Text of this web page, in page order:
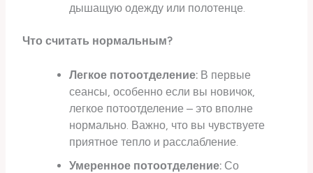
дышащую одежду или полотенце.
Что считать нормальным?
Легкое потоотделение:В первые
сеансы, особенно если вы новичок,
легкое потоотделение – это вполне
нормально. Важно, что вы чувствуете
приятное тепло и расслабление.
Умеренное потоотделение:Со